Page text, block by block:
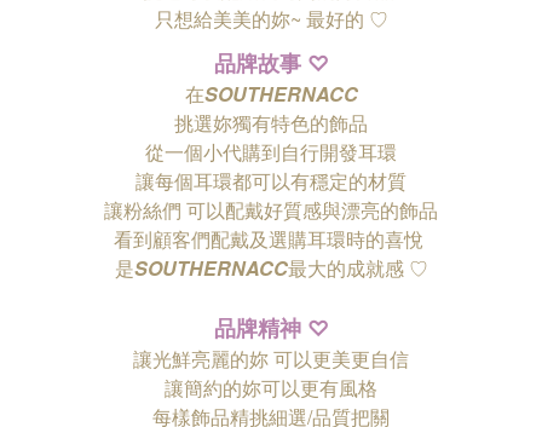
只想給美美的妳~ 最好的 ♡
品牌故事 ♡
在SOUTHERNACC
挑選妳獨有特色的飾品
從一個小代購到自行開發耳環
讓每個耳環都可以有穩定的材質
讓粉絲們 可以配戴好質感與漂亮的飾品
看到顧客們配戴及選購耳環時的喜悅
是SOUTHERNACC最大的成就感 ♡
品牌精神 ♡
讓光鮮亮麗的妳 可以更美更自信
讓簡約的妳可以更有風格
每樣飾品精挑細選/品質把關